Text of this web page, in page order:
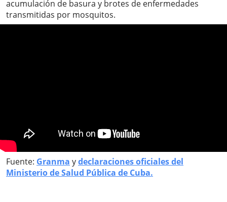
acumulación de basura y brotes de enfermedades
transmitidas por mosquitos.
Fuente: Granma ydeclaraciones oficiales del
Ministerio de Salud Pública de Cuba.